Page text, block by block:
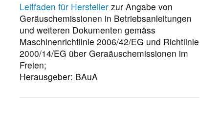
Leitfaden für Hersteller zur Angabe von
Geräuschemissionen in Betriebsanleitungen
und weiteren Dokumenten gemäss
Maschinenrichtlinie 2006/42/EG und Richtlinie
2000/14/EG über Geraäuschemissionen im
Freien;
Herausgeber: BAuA